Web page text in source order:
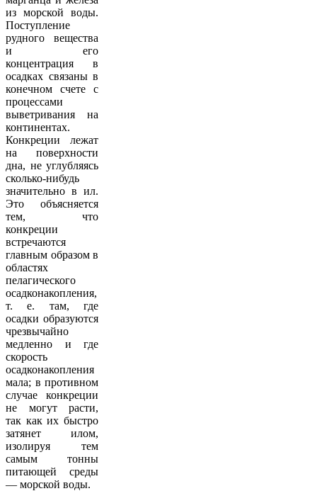
из морской воды.
Поступление
рудного вещества
и его
концентрация в
осадках связаны в
конечном счете с
процессами
выветривания на
континентах.
Конкреции лежат
на поверхности
дна, не углубляясь
сколько-нибудь
значительно в ил.
Это объясняется
тем, что
конкреции
встречаются
главным образом в
областях
пелагического
осадконакопления,
т. е. там, где
осадки образуются
чрезвычайно
медленно и где
скорость
осадконакопления
мала; в противном
случае конкреции
не могут расти,
так как их быстро
затянет илом,
изолируя тем
самым тонны
питающей среды
— морской воды.